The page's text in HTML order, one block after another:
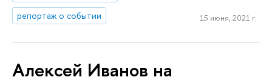
репортаж о событии
15 июня, 2021 г.
Алексей Иванов на